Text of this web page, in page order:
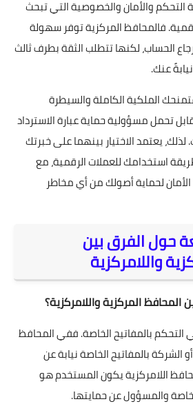
التحكم والأمان والخصوصية التي تبحث
فالمحافظ المركزية توفر سهولة
الحساب، لكنها تتطلب الثقة بطرف ثالث
عنك.
الملكية الكاملة والسيطرة
تحمل مسؤولية حماية عبارة الاسترداد
يعتمد الاختيار بينهما على خبرتك
استخدامك للعملات الرقمية، مع
الأمان لحماية أصولك من أي مخاطر
حول الفرق بين
واللامركزية
بالمفاتيح الخاصة. ففي المحافظ
الشركة بالمفاتيح الخاصة نيابة عن
اللامركزية يكون المستخدم هو
والمسؤول عن حمايتها.